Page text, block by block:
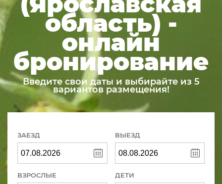
область) -
онлайн
бронирование
Введите свои даты и выбирайте из 5
вариантов размещения!
ЗАЕЗД ВЫЕЗД
ВЗРОСЛЫЕ ДЕТИ